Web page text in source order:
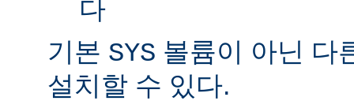
다
기본 SYS 볼륨이 아닌 다
설치할 수 있다.